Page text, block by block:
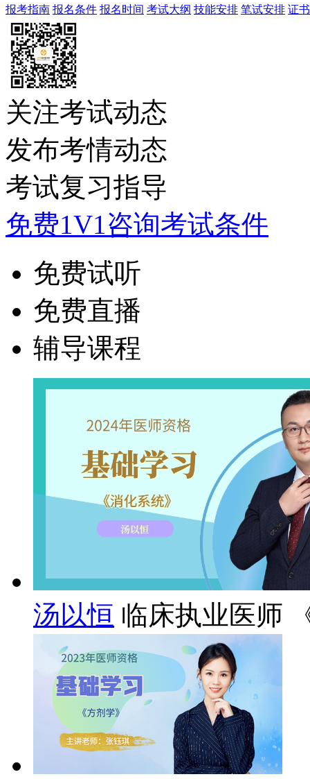
报考指南 报名条件 报名时间 考试大纲 技能安排 笔试安排 证
关注考试动态
发布考情动态
考试复习指导
免费1V1咨询考试条件
免费试听
免费直播
辅导课程
汤以恒 临床执业医师